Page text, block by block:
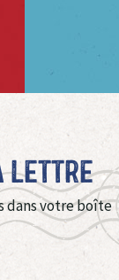
Lettre
dans votre boîte